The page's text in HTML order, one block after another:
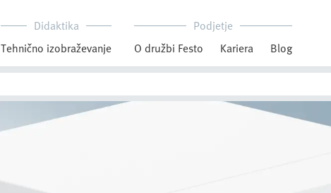
Didaktika
Tehnično izobraževanje
Podjetje
O družbi Festo
Kariera Blog